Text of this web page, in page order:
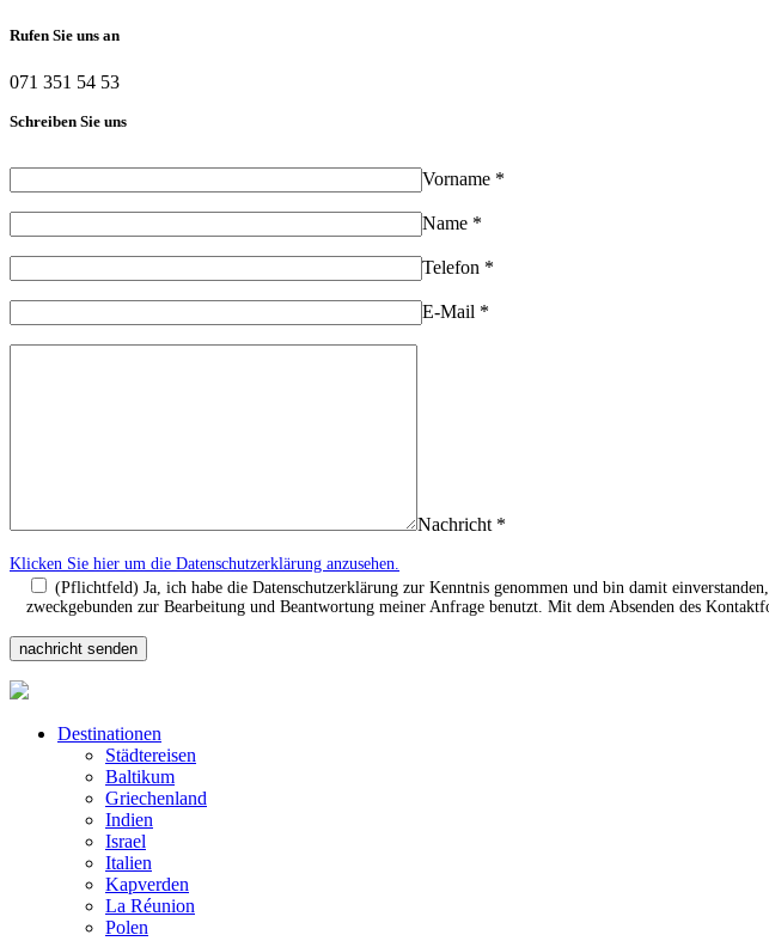
Rufen Sie uns an
071 351 54 53
Schreiben Sie uns
Vorname *
Name *
Telefon *
E-Mail *
Nachricht *
Klicken Sie hier um die Datenschutzerklärung anzusehen.
(Pflichtfeld) Ja, ich habe die Datenschutzerklärung zur Kenntnis genommen und bin damit
zweckgebunden zur Bearbeitung und Beantwortung meiner Anfrage benutzt. Mit dem Absenden des
Destinationen
Städtereisen
Baltikum
Griechenland
Indien
Israel
Italien
Kapverden
La Réunion
Polen